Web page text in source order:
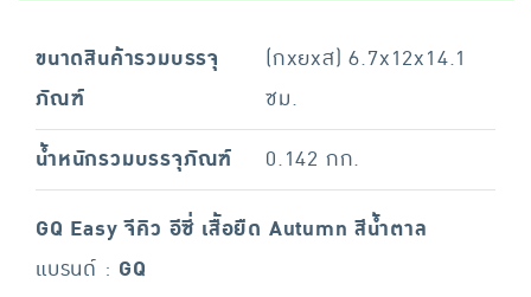
ขนาดสินค้ารวมบรรจุ
ภัณฑ์
(กxยxส) 6.7x12x14.1
ซม.
น้ำหนักรวมบรรจุภัณฑ์
0.142 กก.
GQ Easy จีคิว อีซี่ เสื้อยืด Autumn สีน้ำตาล
แบรนด์ : GQ